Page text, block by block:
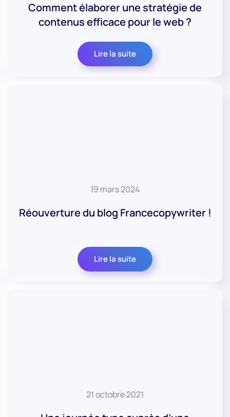
Comment élaborer une stratégie de
contenus efficace pour le web ?
Lire la suite
19 mars 2024
Réouverture du blog Francecopywriter !
Lire la suite
21 octobre 2021